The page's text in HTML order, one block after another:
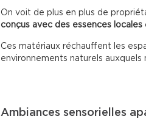
On voit de plus en plus de
conçus avec des essences locales
Ces matériaux réchauffent les
environnements naturels auxquels
Ambiances sensorielles